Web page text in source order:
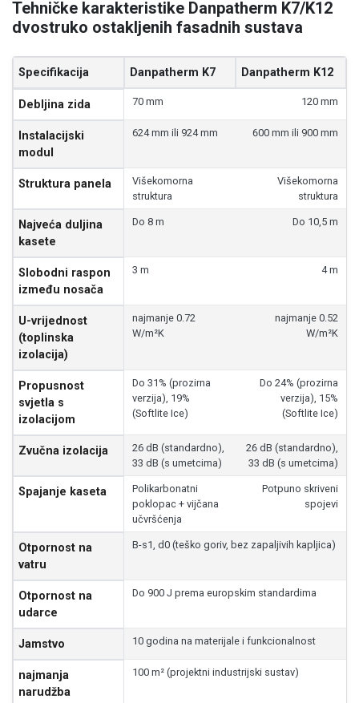
Tehničke karakteristike Danpatherm K7/K12
dvostruko ostakljenih fasadnih sustava
Usporedne tehničke specifikacije Danpatherm K7 i K12
Specifikacija Danpatherm K7 Danpatherm K12
Debljina zida 70 mm 120 mm
Instalacijski
modul
624 mm ili 924 mm 600 mm ili 900 mm
Struktura panela
Višekomorna
struktura
Višekomorna
struktura
Najveća duljina
kasete
Do 8 m Do 10,5 m
Slobodni raspon
između nosača
3 m 4 m
U-vrijednost
(toplinska
izolacija)
najmanje 0.72
W/m²K
najmanje 0.52
W/m²K
Propusnost
svjetla s
izolacijom
Do 31% (prozirna
verzija), 19%
(Softlite Ice)
Do 24% (prozirna
verzija), 15%
(Softlite Ice)
Zvučna izolacija
26 dB (standardno),
33 dB (s umetcima)
26 dB (standardno),
33 dB (s umetcima)
Spajanje kaseta
Polikarbonatni
poklopac + vijčana
učvršćenja
Potpuno skriveni
spojevi
Otpornost na
vatru
B-s1, d0 (teško goriv, bez zapaljivih kapljica)
Otpornost na
udarce
Do 900 J prema europskim standardima
Jamstvo 10 godina na materijale i funkcionalnost
najmanja
narudžba
100 m² (projektni industrijski sustav)